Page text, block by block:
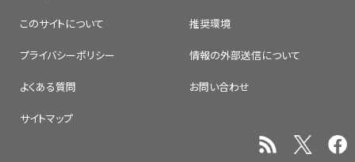
このサイトについて 推奨環境
プライバシーポリシー 情報の外部送信について
よくある質問 お問い合わせ
サイトマップ